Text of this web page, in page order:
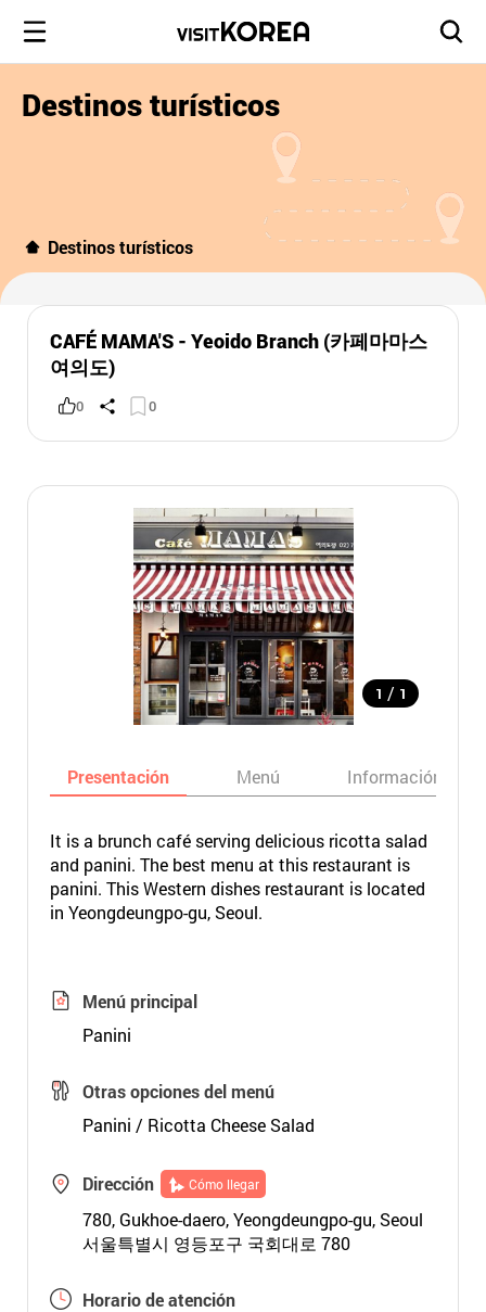
Destinos turísticos
Destinos turísticos
CAFÉ MAMA'S - Yeoido Branch (카페마마스
여의도)
0 0
1 / 1
Presentación Menú Información
It is a brunch café serving delicious ricotta salad
and panini. The best menu at this restaurant is
panini. This Western dishes restaurant is located
in Yeongdeungpo-gu, Seoul.
Menú principal
Panini
Otras opciones del menú
Panini / Ricotta Cheese Salad
Dirección Cómo llegar
780, Gukhoe-daero, Yeongdeungpo-gu, Seoul
서울특별시 영등포구 국회대로 780
Horario de atención